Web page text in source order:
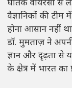
घातक वायरसों से
वैज्ञानिकों की टीम
होना आसान नहीं
डॉ. मुमताज़ ने
ज्ञान और दृढ़ता से
के क्षेत्र में भारत का